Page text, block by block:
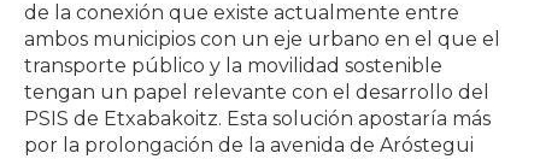
de la conexión que existe actualmente entre
ambos municipios con un eje urbano en el que el
transporte público y la movilidad sostenible
tengan un papel relevante con el desarrollo del
PSIS de Etxabakoitz. Esta solución apostaría más
por la prolongación de la avenida de Aróstegui